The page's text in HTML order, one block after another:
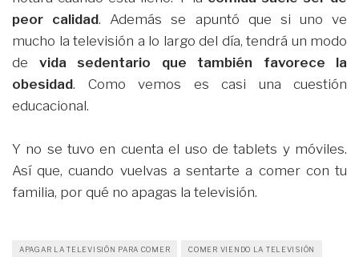
peor calidad. Además se apuntó que si uno ve
mucho la televisión a lo largo del día, tendrá un modo
de vida sedentario que también favorece la
obesidad. Como vemos es casi una cuestión
educacional.
Y no se tuvo en cuenta el uso de tablets y móviles.
Así que, cuando vuelvas a sentarte a comer con tu
familia, por qué no apagas la televisión.
APAGAR LA TELEVISIÓN PARA COMER COMER VIENDO LA TELEVISIÓN